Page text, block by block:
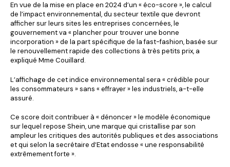
En vue de la mise en place en 2024 d’un « éco-score », le calcul
de l’impact environnemental, du secteur textile que devront
afficher sur leurs sites les entreprises concernées, le
gouvernement va « plancher pour trouver une bonne
incorporation » de la part spécifique de la fast-fashion, basée sur
le renouvellement rapide des collections à très petits prix, a
expliqué Mme Couillard.
L’affichage de cet indice environnemental sera « crédible pour
les consommateurs » sans « effrayer » les industriels, a-t-elle
assuré.
Ce score doit contribuer à « dénoncer » le modèle économique
sur lequel repose Shein, une marque qui cristallise par son
ampleur les critiques des autorités publiques et des associations
et qui selon la secrétaire d’Etat endosse « une responsabilité
extrêmement forte ».